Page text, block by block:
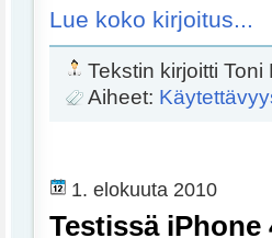
Lue koko kirjoitus...
Tekstin kirjoitti Toni
Aiheet:
1. elokuuta 2010
Testissä